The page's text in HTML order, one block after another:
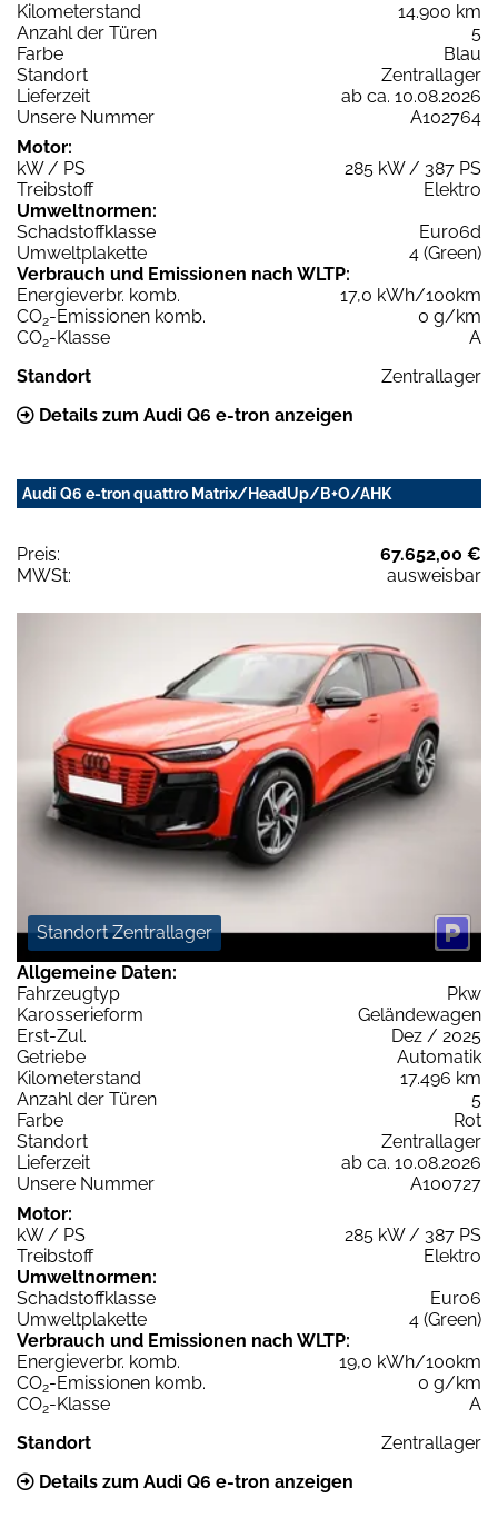
Kilometerstand
14.900 km
Anzahl der Türen
5
Farbe
Blau
Standort
Zentrallager
Lieferzeit
ab ca. 10.08.2026
Unsere Nummer
A102764
Motor:
kW / PS
285 kW / 387 PS
Treibstoff
Elektro
Umweltnormen:
Schadstoffklasse
Euro6d
Umweltplakette
4 (Green)
Verbrauch und Emissionen nach WLTP:
Energieverbr. komb.
17,0 kWh/100km
CO2-Emissionen komb.
0 g/km
CO2-Klasse
A
Standort
Zentrallager
Details zum Audi Q6 e-tron anzeigen
Audi Q6 e-tron quattro Matrix/HeadUp/B+O/AHK
Preis:
67.652,00 €
MWSt:
ausweisbar
Standort Zentrallager
Allgemeine Daten:
Fahrzeugtyp
Pkw
Karosserieform
Geländewagen
Erst-Zul.
Dez / 2025
Getriebe
Automatik
Kilometerstand
17.496 km
Anzahl der Türen
5
Farbe
Rot
Standort
Zentrallager
Lieferzeit
ab ca. 10.08.2026
Unsere Nummer
A100727
Motor:
kW / PS
285 kW / 387 PS
Treibstoff
Elektro
Umweltnormen:
Schadstoffklasse
Euro6
Umweltplakette
4 (Green)
Verbrauch und Emissionen nach WLTP:
Energieverbr. komb.
19,0 kWh/100km
CO2-Emissionen komb.
0 g/km
CO2-Klasse
A
Standort
Zentrallager
Details zum Audi Q6 e-tron anzeigen